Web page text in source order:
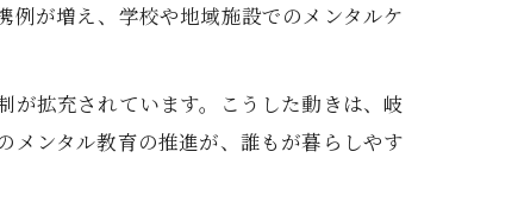
が増え、学校や地域施設でのメンタルケ
が拡充されています。こうした動きは、岐
メンタル教育の推進が、誰もが暮らしやす